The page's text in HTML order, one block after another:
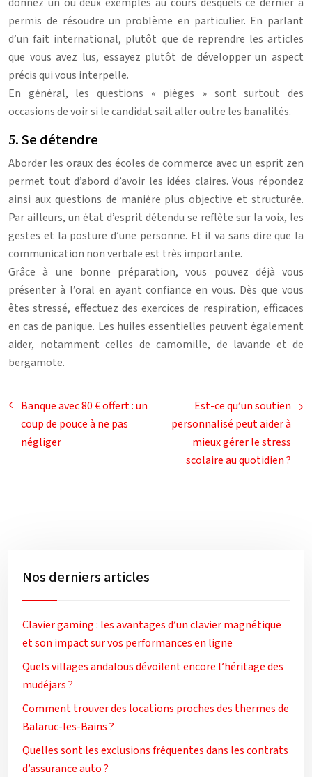
permis de résoudre un problème en particulier. En parlant
d’un fait international, plutôt que de reprendre les articles
que vous avez lus, essayez plutôt de développer un aspect
précis qui vous interpelle.
En général, les questions « pièges » sont surtout des
occasions de voir si le candidat sait aller outre les banalités.
5. Se détendre
Aborder les oraux des écoles de commerce avec un esprit zen
permet tout d’abord d’avoir les idées claires. Vous répondez
ainsi aux questions de manière plus objective et structurée.
Par ailleurs, un état d’esprit détendu se reflète sur la voix, les
gestes et la posture d’une personne. Et il va sans dire que la
communication non verbale est très importante.
Grâce à une bonne préparation, vous pouvez déjà vous
présenter à l’oral en ayant confiance en vous. Dès que vous
êtes stressé, effectuez des exercices de respiration, efficaces
en cas de panique. Les huiles essentielles peuvent également
aider, notamment celles de camomille, de lavande et de
bergamote.
Banque avec 80 € offert : un
coup de pouce à ne pas
négliger
Est-ce qu’un soutien
personnalisé peut aider à
mieux gérer le stress
scolaire au quotidien ?
Nos derniers articles
Clavier gaming : les avantages d’un clavier magnétique
et son impact sur vos performances en ligne
Quels villages andalous dévoilent encore l’héritage des
mudéjars ?
Comment trouver des locations proches des thermes de
Balaruc-les-Bains ?
Quelles sont les exclusions fréquentes dans les contrats
d’assurance auto ?